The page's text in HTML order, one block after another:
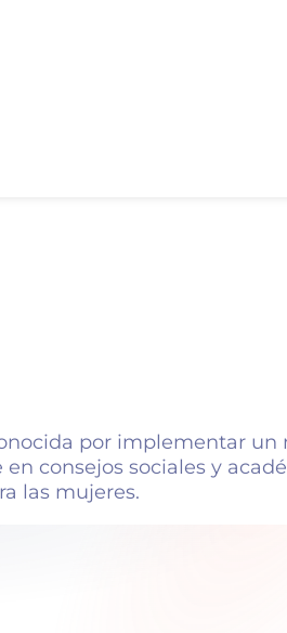
por implementar
consejos sociales y
las mujeres.